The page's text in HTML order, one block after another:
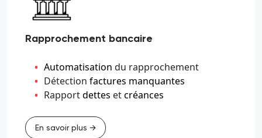
Rapprochement bancaire
Automatisation du rapprochement
Détection factures manquantes
Rapportdettes etcréances
En savoir plus →